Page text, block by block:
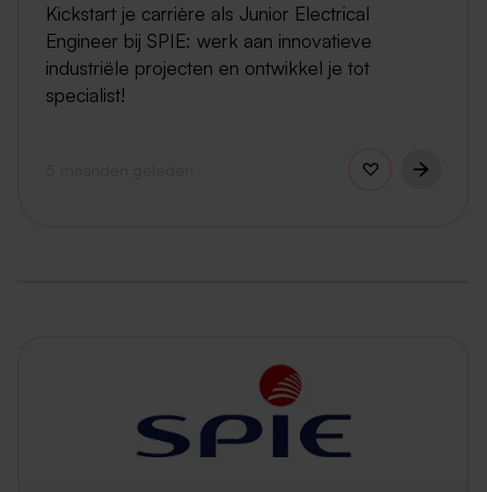
Kickstart je carrière als Junior Electrical
Engineer bij SPIE: werk aan innovatieve
industriële projecten en ontwikkel je tot
specialist!